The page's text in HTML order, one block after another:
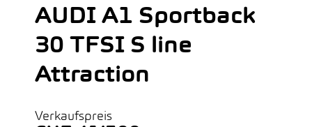
AUDI A1 Sportback
30 TFSI S line
Attraction
Verkaufspreis